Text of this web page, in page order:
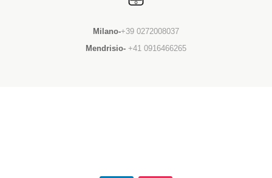
Milano-+39 0272008037
Mendrisio- +41 0916466265